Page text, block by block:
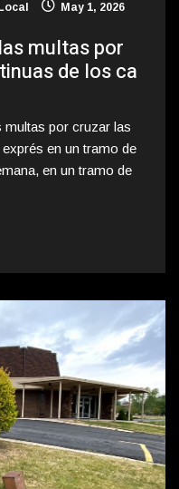
Local May 1, 2026
multas por
de los ca
multas por cruzar las
en un tramo de
en un tramo de